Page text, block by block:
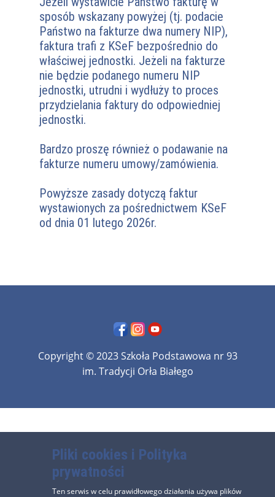
sposób wskazany powyżej (tj. podacie
Państwo na fakturze dwa numery NIP),
faktura trafi z KSeF bezpośrednio do
właściwej jednostki. Jeżeli na fakturze
nie będzie podanego numeru NIP
jednostki, utrudni i wydłuży to proces
przydzielania faktury do odpowiedniej
jednostki.
Bardzo proszę również o podawanie na
fakturze numeru umowy/zamówienia.
Powyższe zasady dotyczą faktur
wystawionych za pośrednictwem KSeF
od dnia 01 lutego 2026r.
Copyright © 2023 Szkoła Podstawowa nr 93
im. Tradycji Orła Białego
Pliki cookies i Polityka
prywatności
Ten serwis w celu prawidłowego działania używa plików